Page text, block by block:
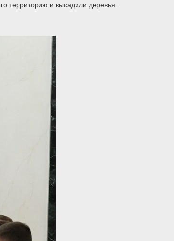
территорию и высадили деревья.